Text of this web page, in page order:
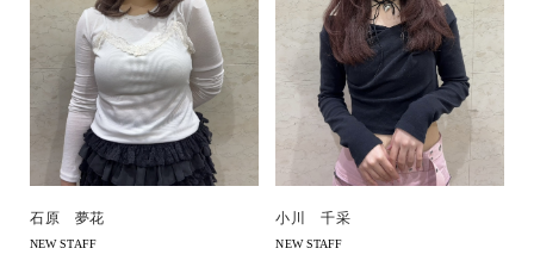
石原 夢花
NEW STAFF
小川 千采
NEW STAFF